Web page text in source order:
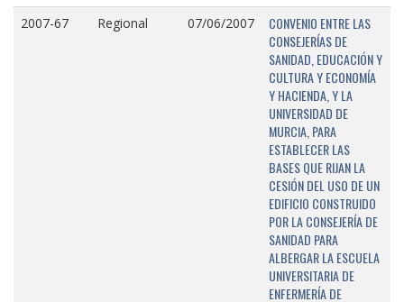
2007-67 Regional 07/06/2007
CONVENIO ENTRE LAS
CONSEJERÍAS DE
SANIDAD, EDUCACIÓN Y
CULTURA Y ECONOMÍA
Y HACIENDA, Y LA
UNIVERSIDAD DE
MURCIA, PARA
ESTABLECER LAS
BASES QUE RIJAN LA
CESIÓN DEL USO DE UN
EDIFICIO CONSTRUIDO
POR LA CONSEJERÍA DE
SANIDAD PARA
ALBERGAR LA ESCUELA
UNIVERSITARIA DE
ENFERMERÍA DE